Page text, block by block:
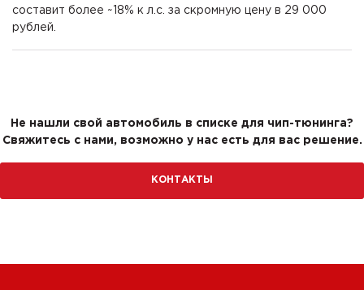
составит более ~18% к л.с. за скромную цену в 29 000
рублей.
Не нашли свой автомобиль в списке для чип-тюнинга?
Свяжитесь с нами, возможно у нас есть для вас решение.
КОНТАКТЫ